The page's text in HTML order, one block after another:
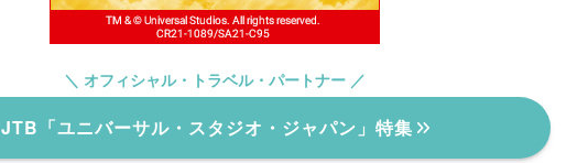
＼ オフィシャル・トラベル・パートナー ／
JTB「ユニバーサル・スタジオ・ジャパン」特集